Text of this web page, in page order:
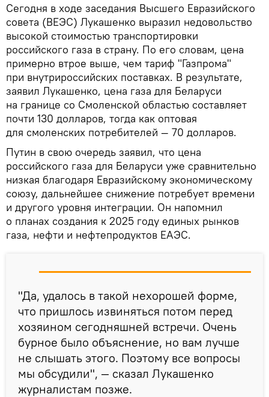
Сегодня в ходе заседания Высшего Евразийского
совета (ВЕЭС) Лукашенко выразил недовольство
высокой стоимостью транспортировки
российского газа в страну. По его словам, цена
примерно втрое выше, чем тариф "Газпрома"
при внутрироссийских поставках. В результате,
заявил Лукашенко, цена газа для Беларуси
на границе со Смоленской областью составляет
почти 130 долларов, тогда как оптовая
для смоленских потребителей — 70 долларов.
Путин в свою очередь заявил, что цена
российского газа для Беларуси уже сравнительно
низкая благодаря Евразийскому экономическому
союзу, дальнейшее снижение потребует времени
и другого уровня интеграции. Он напомнил
о планах создания к 2025 году единых рынков
газа, нефти и нефтепродуктов ЕАЭС.
"Да, удалось в такой нехорошей форме,
что пришлось извиняться потом перед
хозяином сегодняшней встречи. Очень
бурное было объяснение, но вам лучше
не слышать этого. Поэтому все вопросы
мы обсудили", — сказал Лукашенко
журналистам позже.